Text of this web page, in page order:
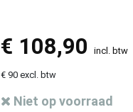
€ 108,90 incl. btw
€ 90 excl. btw
Niet op voorraad